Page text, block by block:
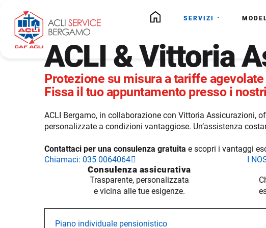
SERVIZI
ACLI & Vittoria
Protezione su misura a tariffe agevolate
Fissa il tuo appuntamento presso i
ACLI Bergamo, in collaborazione con Vittoria Assicurazioni,
personalizzate a condizioni vantaggiose. Un’assistenza
Contattaci per una consulenza gratuita e scopri i vantaggi
Chiamaci: 035 0064064
I
Consulenza assicurativa
Trasparente, personalizzata
e vicina alle tue esigenze.
Piano individuale pensionistico